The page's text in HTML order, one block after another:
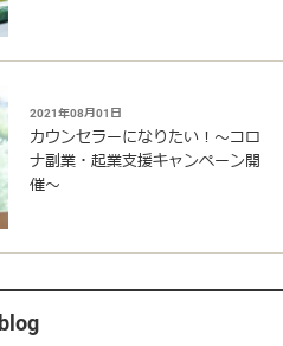
2021年08月01日
カウンセラーになりたい！〜コロ
ナ副業・起業支援キャンペーン開
催〜
blog